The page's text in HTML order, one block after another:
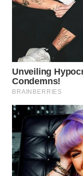
WN
INDRAMAYU
WN
KUNINGAN
WN
MAJALENGKA
WN
SUBANG